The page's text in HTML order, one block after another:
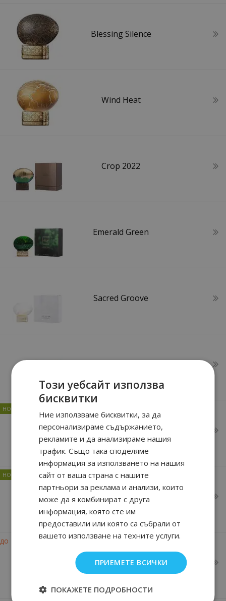
Blessing Silence
Wind Heat
Crop 2022
Emerald Green
Sacred Groove
Wabisabi
Hidden Shades
до
White Pearl
Този уебсайт използва
бисквитки
Ние използваме бисквитки, за да
персонализираме съдържанието,
рекламите и да анализираме нашия
трафик. Също така споделяме
информация за използването на нашия
сайт от ваша страна с нашите
партньори за реклама и анализи, които
може да я комбинират с друга
информация, която сте им
предоставили или която са събрали от
вашето използване на техните услуги.
ПРИЕМЕТЕ ВСИЧКИ
ПОКАЖЕТЕ ПОДРОБНОСТИ